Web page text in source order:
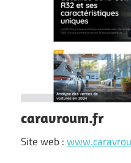
caravroum.fr
Site web :